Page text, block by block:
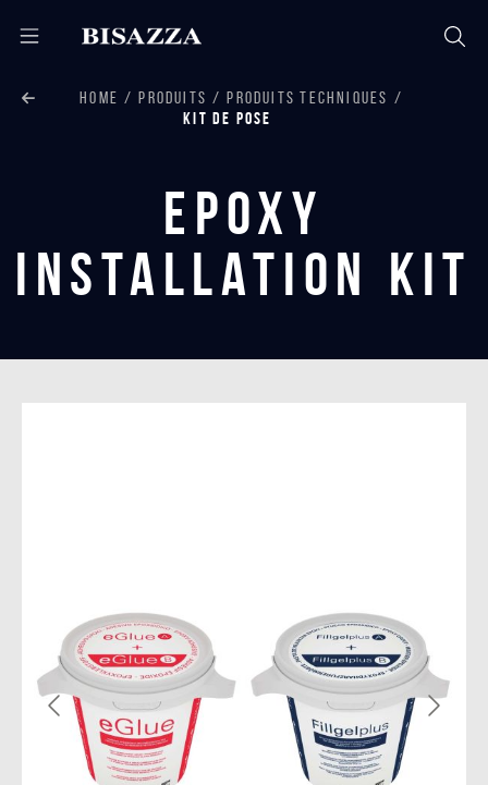
HOME PRODUITS
PRODUITS TECHNIQUES
KIT DE POSE
Epoxy
Installation Kit